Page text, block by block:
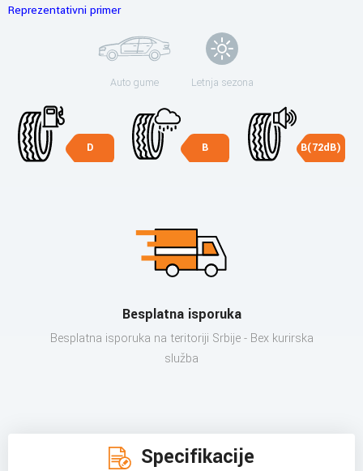
Reprezentativni primer
Auto gume Letnja sezona
D B B(72dB)
Besplatna isporuka
Besplatna isporuka na teritoriji Srbije - Bex kurirska
služba
Specifikacije